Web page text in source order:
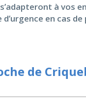
à vos
en cas
de